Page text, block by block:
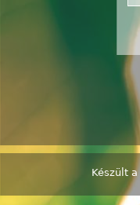
Készült a